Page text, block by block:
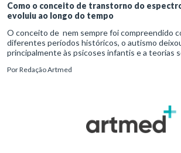
Como o conceito de transtorno do
evoluiu ao longo do tempo
O conceito de nem sempre foi compreendido
diferentes períodos históricos, o autismo
principalmente às psicoses infantis e a teorias
transtorno do des
PorRedação Artmed